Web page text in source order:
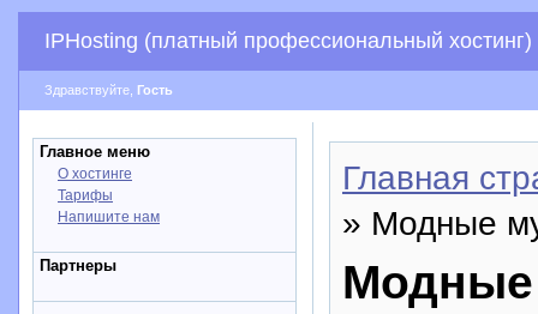
IPHosting (платный профессиональный хостинг)
Здравствуйте, Гость
Главное меню
О хостинге
Тарифы
Напишите нам
Партнеры
Главная
» Модные
Модные